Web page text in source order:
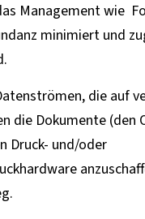
Management wie
minimiert und
die auf
die Dokumente (den
Druck- und/oder